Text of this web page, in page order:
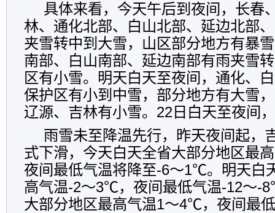
具体来看，今天午后到夜间，长春
林、通化北部、白山北部、延边北部
夹雪转中到大雪，山区部分地方有暴
南部、白山南部、延边南部有雨夹雪
区有小雪。明天白天至夜间，通化、
保护区有小到中雪，部分地方有大雪
辽源、吉林有小雪。22日白天至夜间
雨雪未至降温先行，昨天夜间起，
式下滑，今天白天全省大部分地区最
夜间最低气温将降至-6～1℃。明天白
高气温-2～3℃，夜间最低气温-12～-
大部分地区最高气温1～4℃，夜间最